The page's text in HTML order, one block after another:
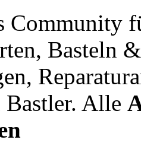
Community
Basteln
Alle